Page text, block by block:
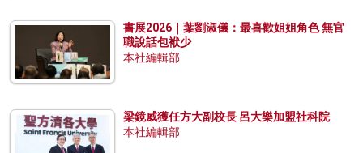
書展2026｜葉劉淑儀：最喜歡姐姐角色 無官
職說話包袱少
本社編輯部
梁鏡威獲任方大副校長 呂大樂加盟社科院
本社編輯部